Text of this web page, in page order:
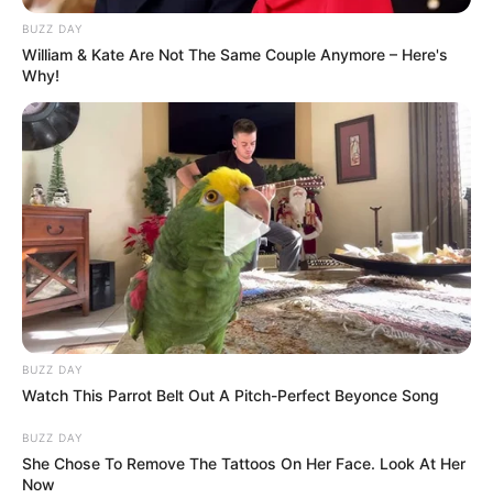
BUZZ DAY
William & Kate Are Not The Same Couple Anymore – Here's
Why!
BUZZ DAY
Watch This Parrot Belt Out A Pitch-Perfect Beyonce Song
BUZZ DAY
She Chose To Remove The Tattoos On Her Face. Look At Her
Now